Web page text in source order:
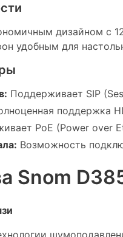
дизайном
удобным для
Поддерживает SIP
поддержка
PoE (Power over
Возможность
Snom